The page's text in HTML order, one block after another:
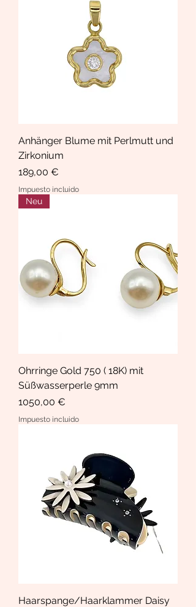
Anhänger Blume mit Perlmutt und
Zirkonium
Precio
189,00 €
Impuesto incluido
Neu
Ohrringe Gold 750 ( 18K) mit
Süßwasserperle 9mm
Precio
1050,00 €
Impuesto incluido
Haarspange/Haarklammer Daisy